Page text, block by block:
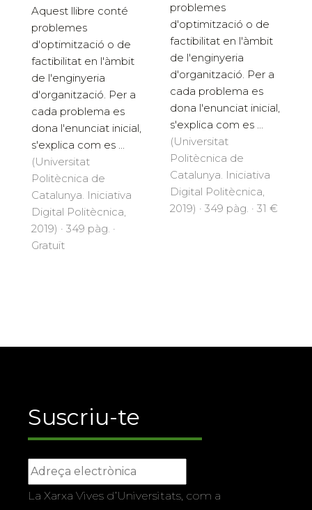
Aquest llibre conté
problemes
d'optimització o de
factibilitat en l'àmbit
de l'enginyeria
d'organització. Per a
cada problema es
dona l'enunciat inicial,
s'explica com es ...
(Universitat
Politècnica de
Catalunya. Iniciativa
Digital Politècnica,
2019) · 349 pàg. ·
Gratuït
problemes
d'optimització o de
factibilitat en l'àmbit
de l'enginyeria
d'organització. Per a
cada problema es
dona l'enunciat inicial,
s'explica com es ...
(Universitat
Politècnica de
Catalunya. Iniciativa
Digital Politècnica,
2019) · 349 pàg. · 31 €
Suscriu-te
La Xarxa Vives d’Universitats, com a